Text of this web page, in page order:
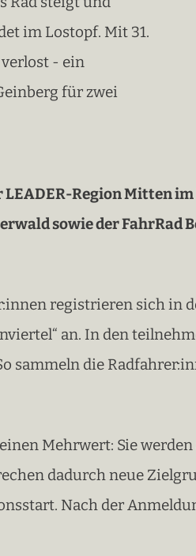
im Lostopf. Mit 31.
- ein
für zwei
Region Mitten
sowie der FahrRad
registrieren sich in
an. In den
sammeln die
Mehrwert: Sie
dadurch neue
Nach der